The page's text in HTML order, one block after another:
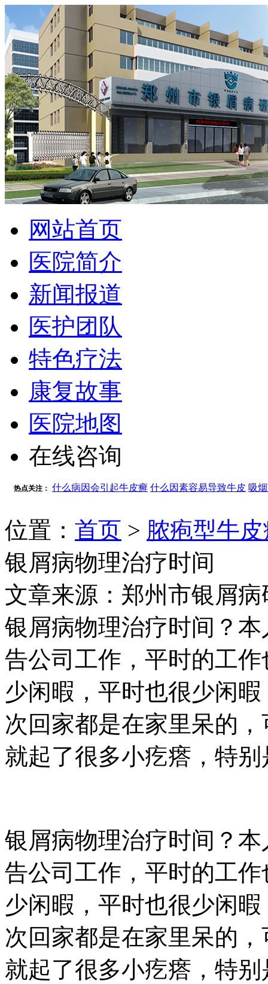
网站首页
医院简介
新闻报道
医护团队
特色疗法
康复故事
医院地图
在线咨询
热点关注： 什么病因会引起牛皮癣 什么因素容易导致牛皮 吸
位置： 首页 > 脓疱型牛
银屑病物理治疗时间
文章来源：郑州市银屑病
银屑病物理治疗时间？
告公司工作，平时的工
少闲暇，平时也很少闲
次回家都是在家里呆的
就起了很多小疙瘩，特别
银屑病物理治疗时间？
告公司工作，平时的工
少闲暇，平时也很少闲
次回家都是在家里呆的
就起了很多小疙瘩，特